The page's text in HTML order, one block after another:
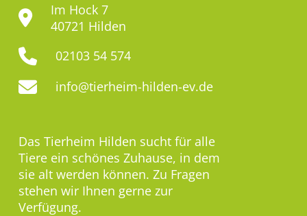
Im Hock 7
40721 Hilden
02103 54 574
info@tierheim-hilden-ev.de
Das Tierheim Hilden sucht für alle
Tiere ein schönes Zuhause, in dem
sie alt werden können. Zu Fragen
stehen wir Ihnen gerne zur
Verfügung.